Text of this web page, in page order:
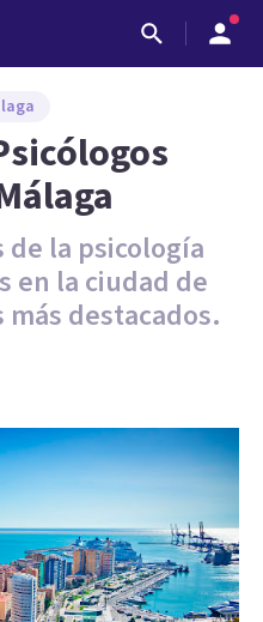
la psicología
en la ciudad de
destacados.